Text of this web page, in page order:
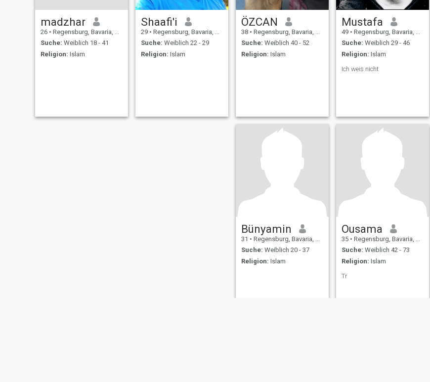
madzhar
26 • Regensburg, Bavaria, Deutschland
Suche: Weiblich 18 - 41
Religion: Islam
Shaafi'i
29 • Regensburg, Bavaria, Deutschland
Suche: Weiblich 22 - 29
Religion: Islam
ÖZCAN
38 • Regensburg, Bavaria, Deutschland
Suche: Weiblich 40 - 52
Religion: Islam
Mustafa
49 • Regensburg, Bavaria, Deutschland
Suche: Weiblich 29 - 46
Religion: Islam
Ich weis nicht
Bünyamin
31 • Regensburg, Bavaria, Deutschland
Suche: Weiblich 20 - 37
Religion: Islam
Ousama
35 • Regensburg, Bavaria, Deutschland
Suche: Weiblich 42 - 73
Religion: Islam
Tr